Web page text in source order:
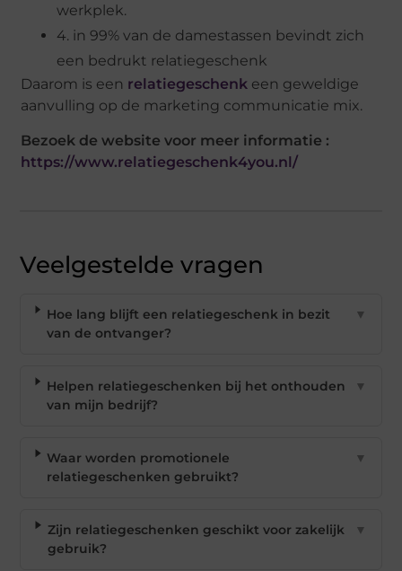
werkplek.
4. in 99% van de damestassen bevindt zich
een bedrukt relatiegeschenk
Daarom is een relatiegeschenk een geweldige
aanvulling op de marketing communicatie mix.
Bezoek de website voor meer informatie :
https://www.relatiegeschenk4you.nl/
Veelgestelde vragen
Hoe lang blijft een relatiegeschenk in bezit
van de ontvanger?
▼
Helpen relatiegeschenken bij het onthouden
van mijn bedrijf?
▼
Waar worden promotionele
relatiegeschenken gebruikt?
▼
Zijn relatiegeschenken geschikt voor zakelijk
gebruik?
▼